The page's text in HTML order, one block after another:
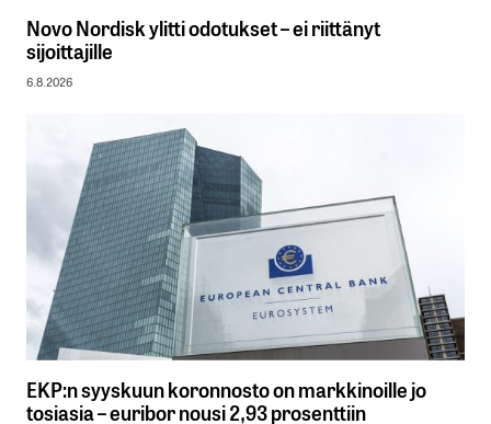
Novo Nordisk ylitti odotukset – ei riittänyt
sijoittajille
6.8.2026
EKP:n syyskuun koronnosto on markkinoille jo
tosiasia – euribor nousi 2,93 prosenttiin